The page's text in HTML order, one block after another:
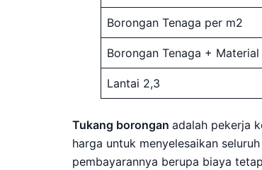
Borongan Tenaga per m2
Borongan Tenaga + Material
Lantai 2,3
Tukang borongan adalah pekerja
harga untuk menyelesaikan
pembayarannya berupa biaya